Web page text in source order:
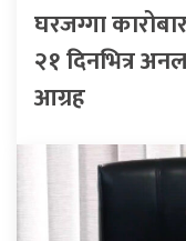
घरजग्गा
२१ दिनभित्र
आग्रह